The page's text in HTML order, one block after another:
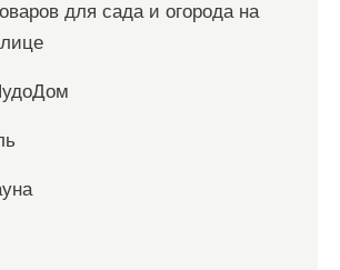
для сада и огорода на